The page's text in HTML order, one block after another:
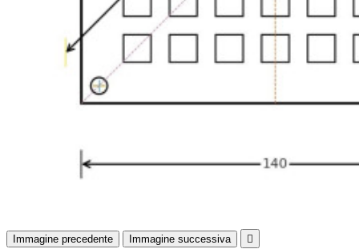
Immagine precedente Immagine successiva 